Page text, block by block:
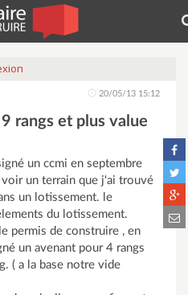
20/05/13 15:12
rangs et plus value
un ccmi en septembre
un terrain que j'ai trouvé
un lotissement. le
du lotissement.
permis de construire , en
un avenant pour 4 rangs
( a la base notre vide